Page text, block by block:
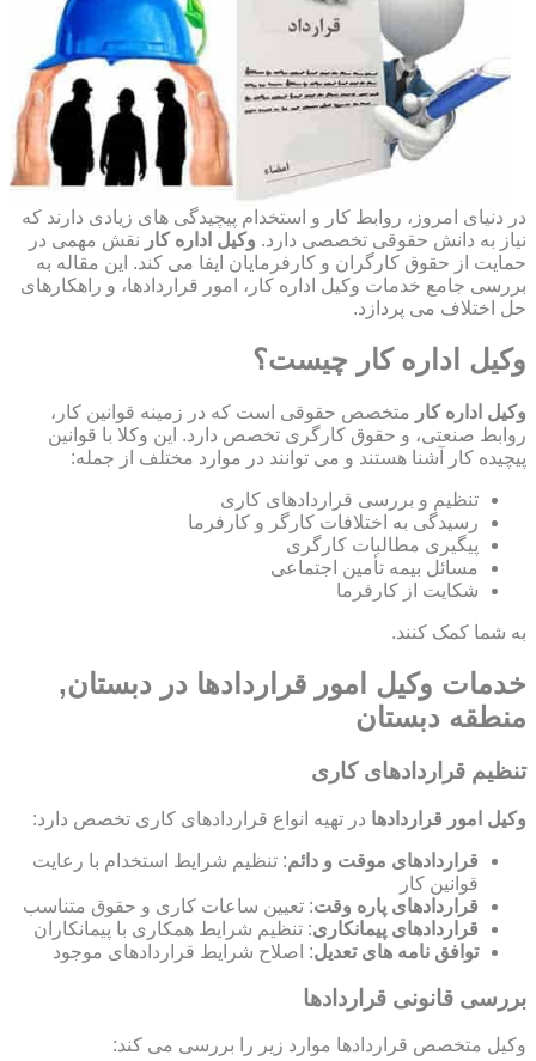
در دنیای امروز، روابط کار و استخدام پیچیدگی های زیادی دارند که
نیاز به دانش حقوقی تخصصی دارد. وکیل اداره کار نقش مهمی در
حمایت از حقوق کارگران و کارفرمایان ایفا می کند. این مقاله به
بررسی جامع خدمات وکیل اداره کار، امور قراردادها، و راهکارهای
حل اختلاف می پردازد.
وکیل اداره کار چیست؟
وکیل اداره کار متخصص حقوقی است که در زمینه قوانین کار،
روابط صنعتی، و حقوق کارگری تخصص دارد. این وکلا با قوانین
پیچیده کار آشنا هستند و می توانند در موارد مختلف از جمله:
تنظیم و بررسی قراردادهای کاری
رسیدگی به اختلافات کارگر و کارفرما
پیگیری مطالبات کارگری
مسائل بیمه تأمین اجتماعی
شکایت از کارفرما
به شما کمک کنند.
خدمات وکیل امور قراردادها در دبستان,
منطقه دبستان
تنظیم قراردادهای کاری
وکیل امور قراردادها در تهیه انواع قراردادهای کاری تخصص دارد:
قراردادهای موقت و دائم: تنظیم شرایط استخدام با رعایت
قوانین کار
قراردادهای پاره وقت: تعیین ساعات کاری و حقوق متناسب
قراردادهای پیمانکاری: تنظیم شرایط همکاری با پیمانکاران
توافق نامه های تعدیل: اصلاح شرایط قراردادهای موجود
بررسی قانونی قراردادها
وکیل متخصص قراردادها موارد زیر را بررسی می کند: